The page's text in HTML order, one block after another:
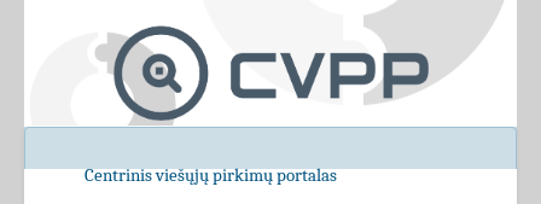
Centrinis viešųjų pirkimų portalas